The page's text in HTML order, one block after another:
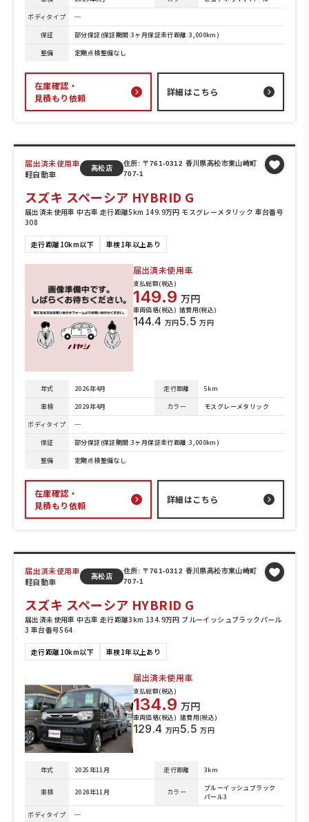
ボディタイプ
─
保証
部分保証(保証期間:3ヶ月保証走行距離:3,000km)
整備
定期点検整備なし
在庫確認・
見積もり依頼
詳細はこちら
届出済未使用車
軽自動車
高松店
住所: 〒761-0312 香川県高松市東山崎町
707-1
スズキ スペーシア HYBRID G
届出済未使用車 中古車 走行距離5km 149.9万円 モスグレーメタリック 車台番号
308
走行距離10km以下 車検1年以上あり
届出済未使用車
支払総額(税込)
149.9 万円
車両価格(税込)
144.4 万円
諸費用(税込)
5.5 万円
年式 2026年4月 走行距離
5km
車検
2029年4月 カラー
モスグレーメタリック
ボディタイプ
─
保証
部分保証(保証期間:3ヶ月保証走行距離:3,000km)
整備
定期点検整備なし
在庫確認・
見積もり依頼
詳細はこちら
届出済未使用車
軽自動車
高松店
住所: 〒761-0312 香川県高松市東山崎町
707-1
スズキ スペーシア HYBRID G
届出済未使用車 中古車 走行距離3km 134.9万円 ブルーイッシュブラックパール
3 車台番号564
走行距離10km以下 車検1年以上あり
届出済未使用車
支払総額(税込)
134.9 万円
車両価格(税込)
129.4 万円
諸費用(税込)
5.5 万円
年式 2025年11月 走行距離 3km
車検 2028年11月 カラー
ブルーイッシュブラック
パール3
ボディタイプ
─